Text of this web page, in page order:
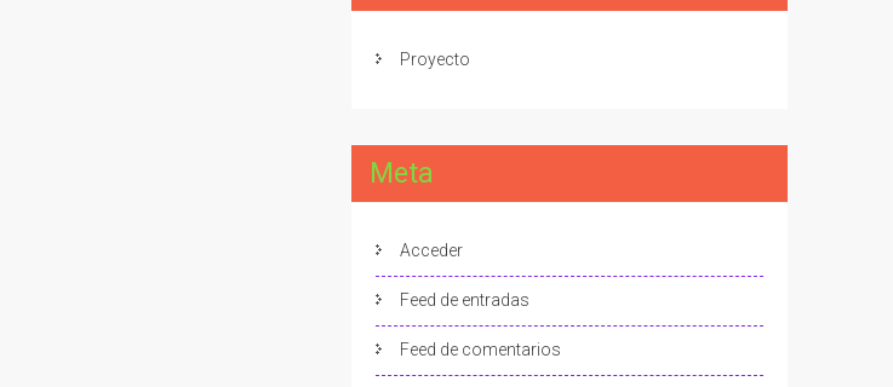
Proyecto
Meta
Acceder
Feed de entradas
Feed de comentarios